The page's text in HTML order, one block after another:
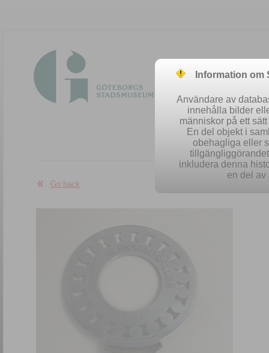
Easy
Go back
Information
Användare av
innehålla bilder
människor på ett
En del objekt i
obehagliga eller
inkludera denna
en del av